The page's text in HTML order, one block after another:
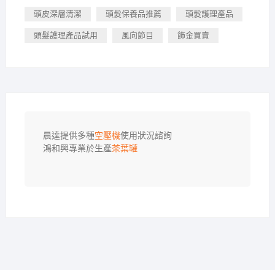
頭皮深層清潔 頭髮保養品推薦 頭髮護理產品
頭髮護理產品試用 風向節目 飾金買賣
晨達提供多種空壓機使用狀況諮詢
鴻和興專業於生產茶葉罐